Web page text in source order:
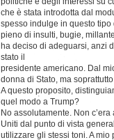
che è stata introdotta dal
spesso indulge in questo
pieno di insulti, bugie,
ha deciso di adeguarsi, anzi
stato il
presidente americano. Dal
donna di Stato, ma
A questo proposito,
quel modo a Trump?
No assolutamente. Non
Uniti dal punto di vista
utilizzare gli stessi toni. A mio